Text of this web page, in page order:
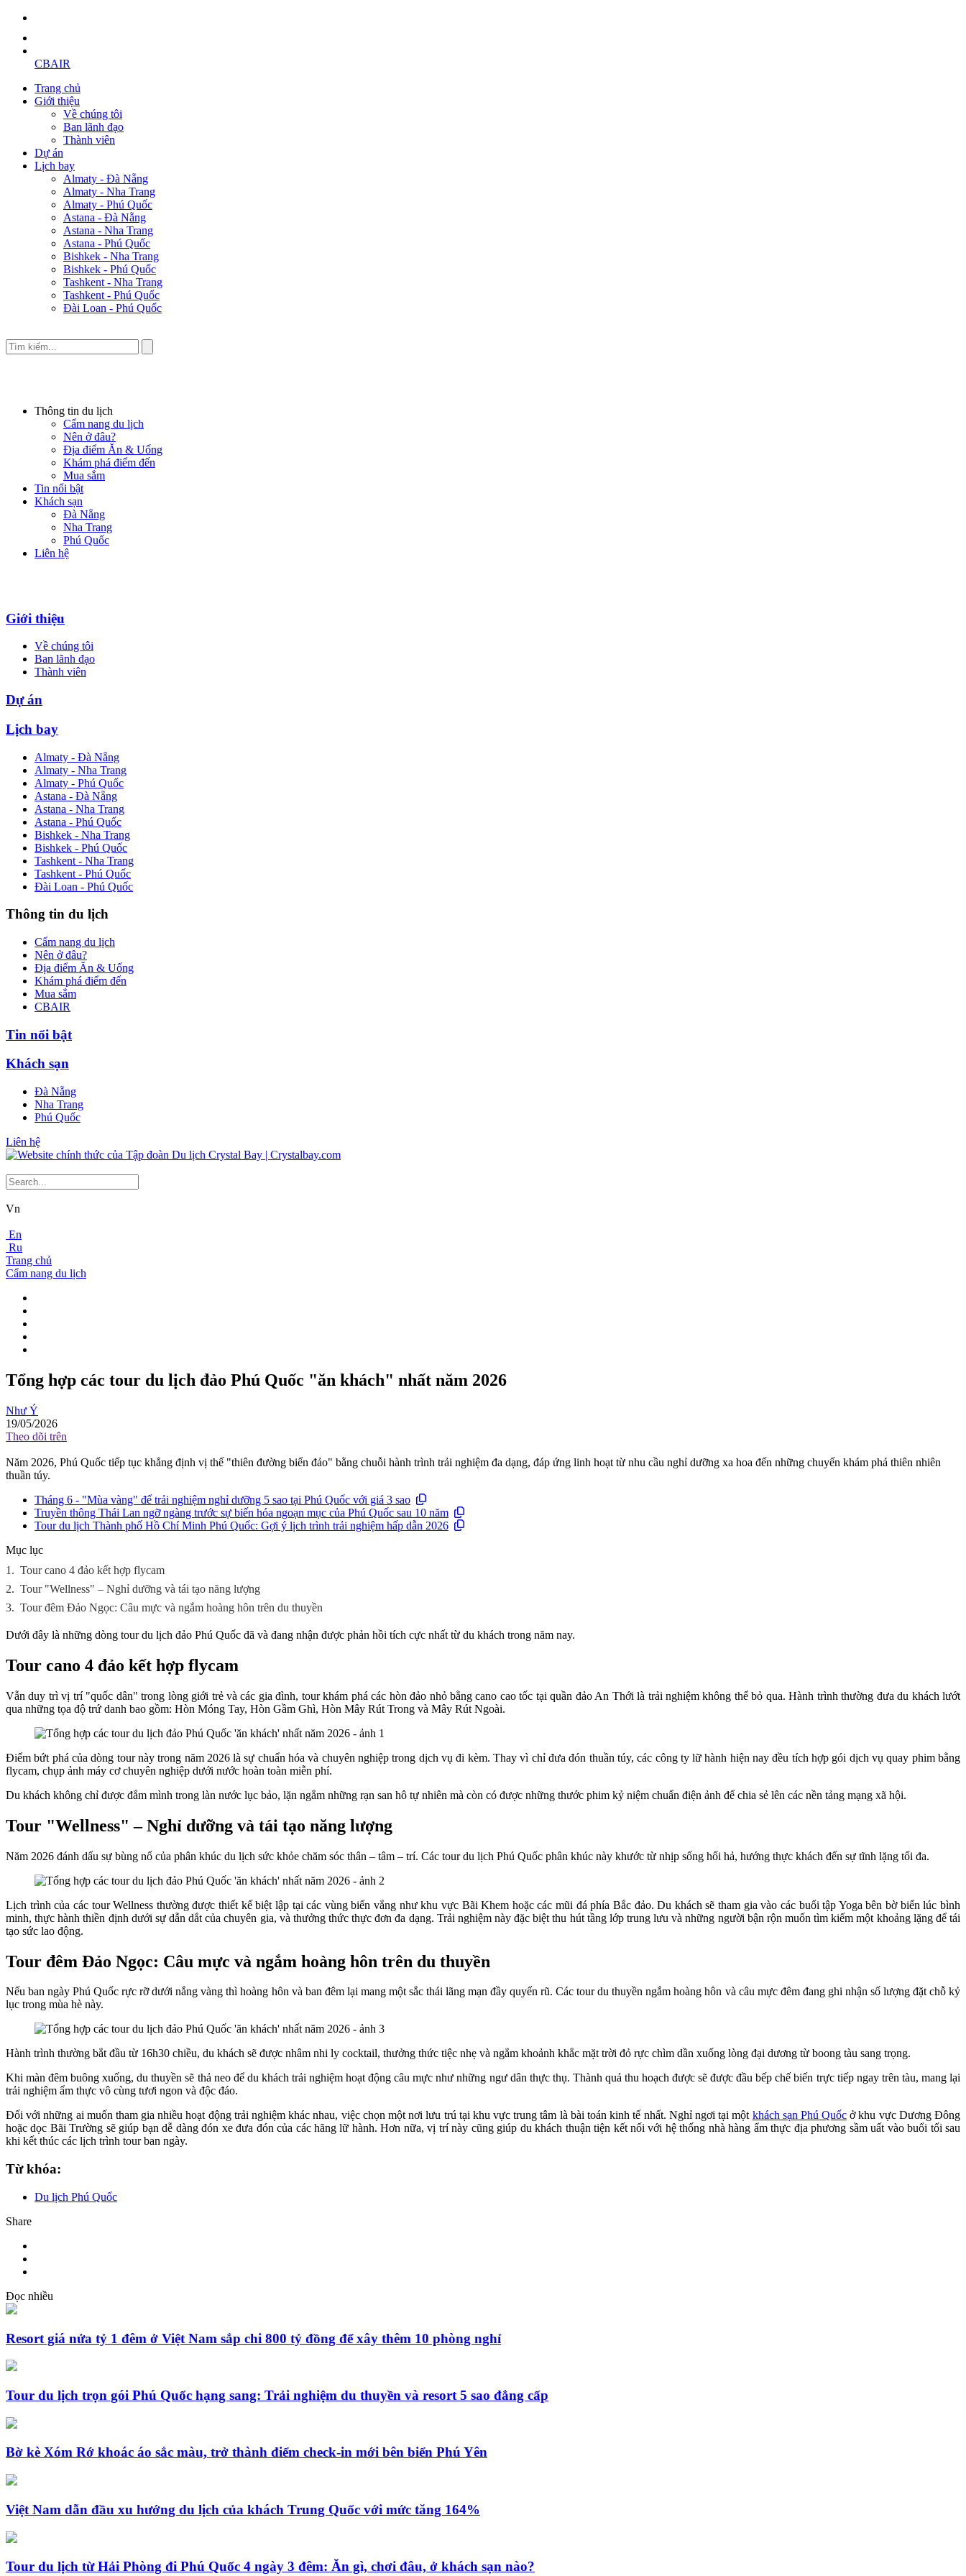
CBAIR
Trang chủ
Giới thiệu
Về chúng tôi
Ban lãnh đạo
Thành viên
Dự án
Lịch bay
Almaty - Đà Nẵng
Almaty - Nha Trang
Almaty - Phú Quốc
Astana - Đà Nẵng
Astana - Nha Trang
Astana - Phú Quốc
Bishkek - Nha Trang
Bishkek - Phú Quốc
Tashkent - Nha Trang
Tashkent - Phú Quốc
Đài Loan - Phú Quốc
Thông tin du lịch
Cẩm nang du lịch
Nên ở đâu?
Địa điểm Ăn & Uống
Khám phá điểm đến
Mua sắm
Tin nổi bật
Khách sạn
Đà Nẵng
Nha Trang
Phú Quốc
Liên hệ
Giới thiệu
Về chúng tôi
Ban lãnh đạo
Thành viên
Dự án
Lịch bay
Almaty - Đà Nẵng
Almaty - Nha Trang
Almaty - Phú Quốc
Astana - Đà Nẵng
Astana - Nha Trang
Astana - Phú Quốc
Bishkek - Nha Trang
Bishkek - Phú Quốc
Tashkent - Nha Trang
Tashkent - Phú Quốc
Đài Loan - Phú Quốc
Thông tin du lịch
Cẩm nang du lịch
Nên ở đâu?
Địa điểm Ăn & Uống
Khám phá điểm đến
Mua sắm
CBAIR
Tin nổi bật
Khách sạn
Đà Nẵng
Nha Trang
Phú Quốc
Liên hệ
Vn
En
Ru
Trang chủ
Cẩm nang du lịch
Tổng hợp các tour du lịch đảo Phú Quốc "ăn khách" nhất năm 2026
Như Ý
19/05/2026
Theo dõi trên
Năm 2026, Phú Quốc tiếp tục khẳng định vị thế "thiên đường biển đảo" bằng chuỗi hành trình trải nghiệm đa dạng, đáp ứng linh hoạt từ nhu cầu nghỉ dưỡng xa hoa đến những chuyến khám phá thiên nhiên
thuần túy.
Tháng 6 - "Mùa vàng" để trải nghiệm nghỉ dưỡng 5 sao tại Phú Quốc với giá 3 sao
Truyền thông Thái Lan ngỡ ngàng trước sự biến hóa ngoạn mục của Phú Quốc sau 10 năm
Tour du lịch Thành phố Hồ Chí Minh Phú Quốc: Gợi ý lịch trình trải nghiệm hấp dẫn 2026
Mục lục
1. Tour cano 4 đảo kết hợp flycam
2. Tour "Wellness" – Nghỉ dưỡng và tái tạo năng lượng
3. Tour đêm Đảo Ngọc: Câu mực và ngắm hoàng hôn trên du thuyền
Dưới đây là những dòng tour du lịch đảo Phú Quốc đã và đang nhận được phản hồi tích cực nhất từ du khách trong năm nay.
Tour cano 4 đảo kết hợp flycam
Vẫn duy trì vị trí "quốc dân" trong lòng giới trẻ và các gia đình, tour khám phá các hòn đảo nhỏ bằng cano cao tốc tại quần đảo An Thới là trải nghiệm không thể bỏ qua. Hành trình thường đưa du khách lướt
qua những tọa độ trứ danh bao gồm: Hòn Móng Tay, Hòn Gầm Ghì, Hòn Mây Rút Trong và Mây Rút Ngoài.
Điểm bứt phá của dòng tour này trong năm 2026 là sự chuẩn hóa và chuyên nghiệp trong dịch vụ đi kèm. Thay vì chỉ đưa đón thuần túy, các công ty lữ hành hiện nay đều tích hợp gói dịch vụ quay phim bằng
flycam, chụp ảnh máy cơ chuyên nghiệp dưới nước hoàn toàn miễn phí.
Du khách không chỉ được đắm mình trong làn nước lục bảo, lặn ngắm những rạn san hô tự nhiên mà còn có được những thước phim kỷ niệm chuẩn điện ảnh để chia sẻ lên các nền tảng mạng xã hội.
Tour "Wellness" – Nghỉ dưỡng và tái tạo năng lượng
Năm 2026 đánh dấu sự bùng nổ của phân khúc du lịch sức khỏe chăm sóc thân – tâm – trí. Các tour du lịch Phú Quốc phân khúc này khước từ nhịp sống hối hả, hướng thực khách đến sự tĩnh lặng tối đa.
Lịch trình của các tour Wellness thường được thiết kế biệt lập tại các vùng biển vắng như khu vực Bãi Khem hoặc các mũi đá phía Bắc đảo. Du khách sẽ tham gia vào các buổi tập Yoga bên bờ biển lúc bình
minh, thực hành thiền định dưới sự dẫn dắt của chuyên gia, và thưởng thức thực đơn đa dạng. Trải nghiệm này đặc biệt thu hút tầng lớp trung lưu và những người bận rộn muốn tìm kiếm một khoảng lặng để tái
tạo sức lao động.
Tour đêm Đảo Ngọc: Câu mực và ngắm hoàng hôn trên du thuyền
Nếu ban ngày Phú Quốc rực rỡ dưới nắng vàng thì hoàng hôn và ban đêm lại mang một sắc thái lãng mạn đầy quyến rũ. Các tour du thuyền ngắm hoàng hôn và câu mực đêm đang ghi nhận số lượng đặt chỗ kỷ
lục trong mùa hè này.
Hành trình thường bắt đầu từ 16h30 chiều, du khách sẽ được nhâm nhi ly cocktail, thưởng thức tiệc nhẹ và ngắm khoảnh khắc mặt trời đỏ rực chìm dần xuống lòng đại dương từ boong tàu sang trọng.
Khi màn đêm buông xuống, du thuyền sẽ thả neo để du khách trải nghiệm hoạt động câu mực như những ngư dân thực thụ. Thành quả thu hoạch được sẽ được đầu bếp chế biến trực tiếp ngay trên tàu, mang lại
trải nghiệm ẩm thực vô cùng tươi ngon và độc đáo.
Đối với những ai muốn tham gia nhiều hoạt động trải nghiệm khác nhau, việc chọn một nơi lưu trú tại khu vực trung tâm là bài toán kinh tế nhất. Nghỉ ngơi tại một khách sạn Phú Quốc ở khu vực Dương Đông
hoặc dọc Bãi Trường sẽ giúp bạn dễ dàng đón xe đưa đón của các hãng lữ hành. Hơn nữa, vị trí này cũng giúp du khách thuận tiện kết nối với hệ thống nhà hàng ẩm thực địa phương sầm uất vào buổi tối sau
khi kết thúc các lịch trình tour ban ngày.
Từ khóa:
Du lịch Phú Quốc
Share
Đọc nhiều
Resort giá nửa tỷ 1 đêm ở Việt Nam sắp chi 800 tỷ đồng để xây thêm 10 phòng nghỉ
Tour du lịch trọn gói Phú Quốc hạng sang: Trải nghiệm du thuyền và resort 5 sao đẳng cấp
Bờ kè Xóm Rớ khoác áo sắc màu, trở thành điểm check-in mới bên biển Phú Yên
Việt Nam dẫn đầu xu hướng du lịch của khách Trung Quốc với mức tăng 164%
Tour du lịch từ Hải Phòng đi Phú Quốc 4 ngày 3 đêm: Ăn gì, chơi đâu, ở khách sạn nào?